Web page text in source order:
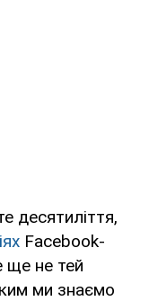
десятиліття,
Facebook-
ще не тей
ми знаємо